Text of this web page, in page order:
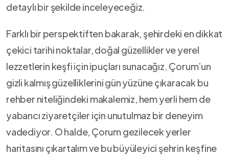
detaylı bir şekilde inceleyeceğiz.
Farklı bir⁢ perspektiften bakarak, şehirdeki en dikkat
çekici tarihi noktalar, doğal güzellikler ve yerel
lezzetlerin keşfi için ipuçları sunacağız. Çorum’un
gizli kalmış güzelliklerini⁣ gün yüzüne ⁤çıkaracak bu
rehber niteliğindeki makalemiz, hem yerli hem de
yabancı ziyaretçiler için unutulmaz bir deneyim
vadediyor. O halde, Çorum gezilecek yerler
haritasını çıkartalım ve bu ⁣büyüleyici şehrin keşfine‌